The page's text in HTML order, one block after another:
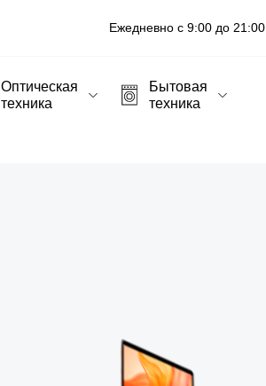
Ежедневно с 9:00 до 21:00
Оптическая
техника
Бытовая
техника